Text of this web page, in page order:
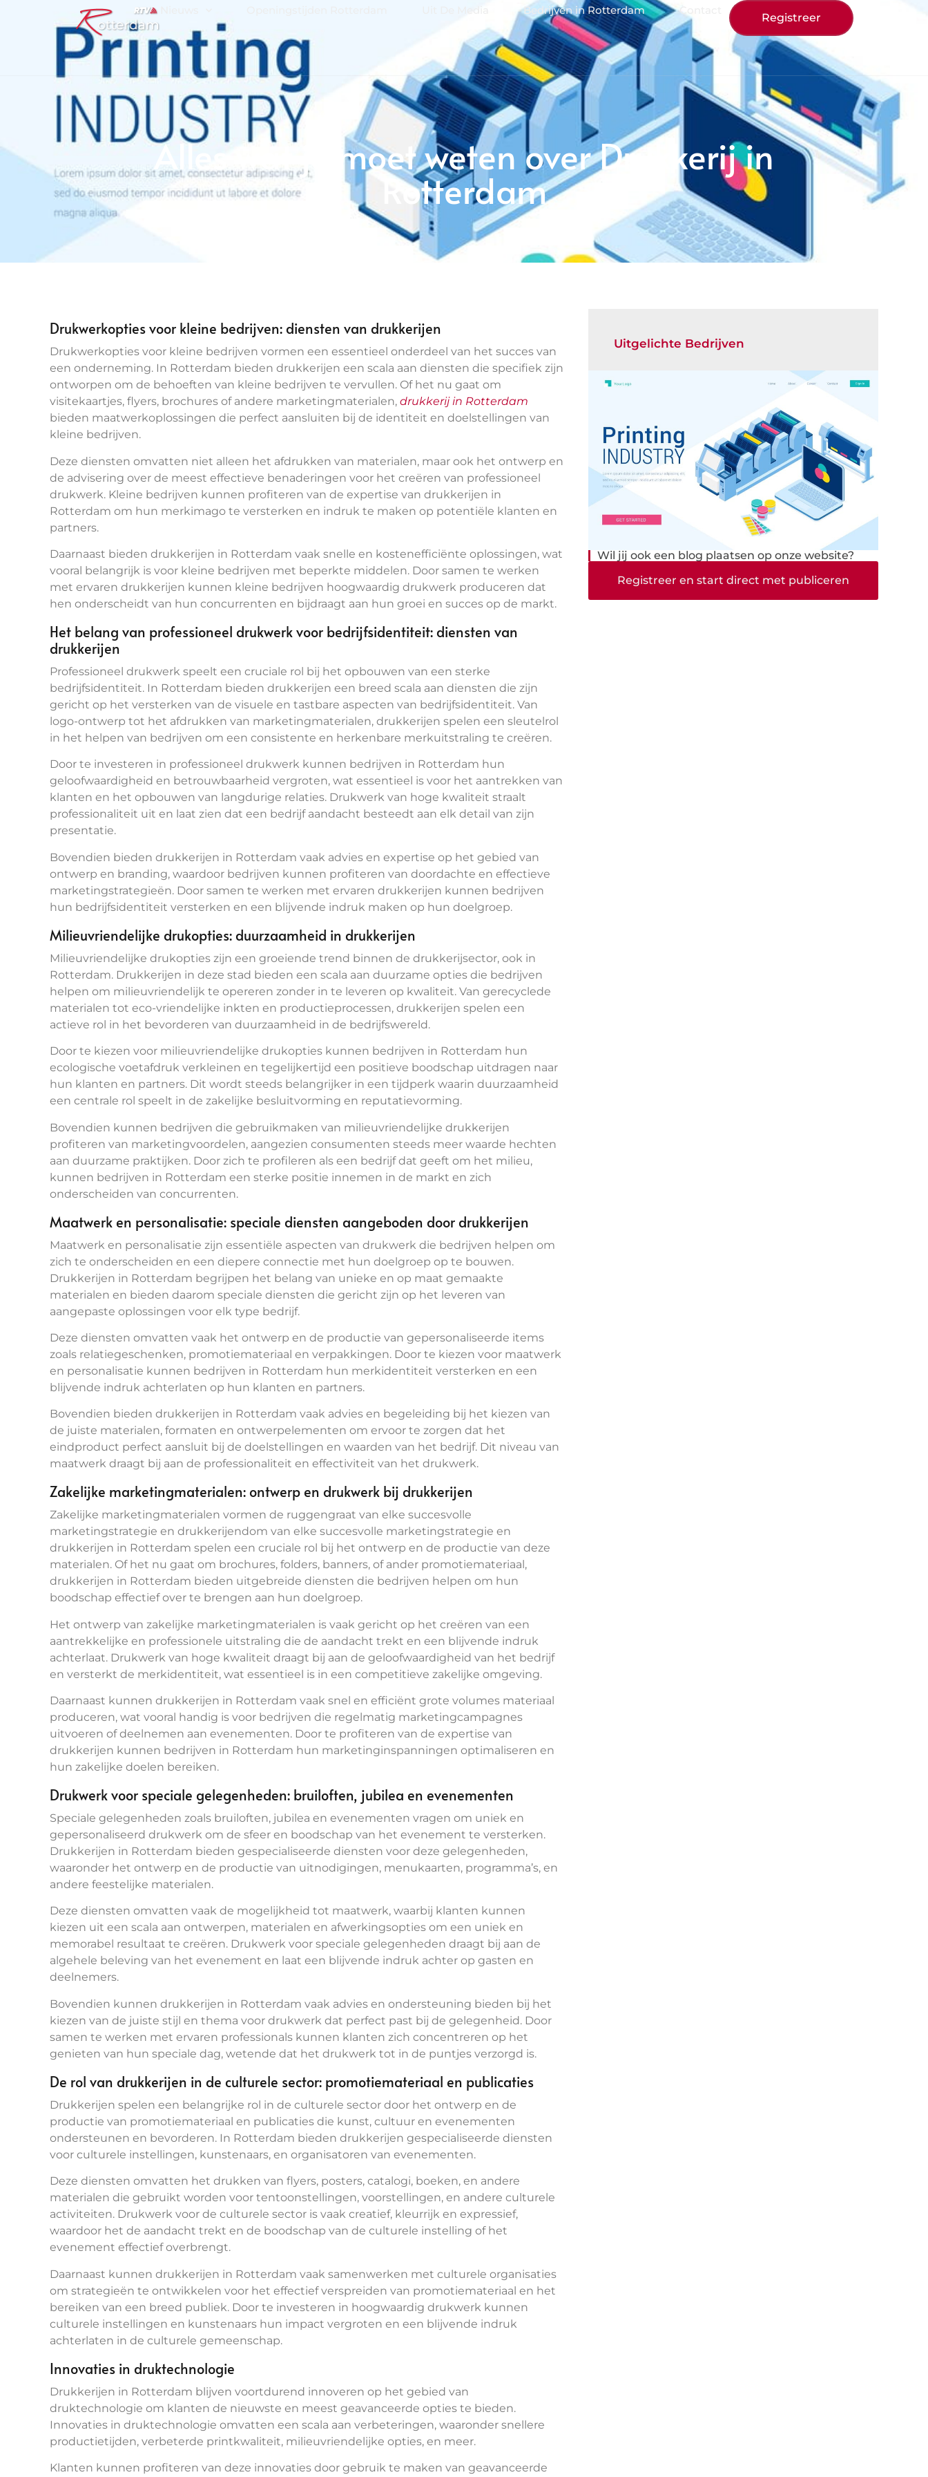
Bedrijven in Rotterdam Contact
Registreer
Alles wat je moet weten over Drukkerij in
Rotterdam
Drukwerkopties voor kleine bedrijven: diensten van drukkerijen
Drukwerkopties voor kleine bedrijven vormen een essentieel onderdeel van het succes van
een onderneming. In Rotterdam bieden drukkerijen een scala aan diensten die specifiek zijn
ontworpen om de behoeften van kleine bedrijven te vervullen. Of het nu gaat om
visitekaartjes, flyers, brochures of andere marketingmaterialen, drukkerij in Rotterdam
bieden maatwerkoplossingen die perfect aansluiten bij de identiteit en doelstellingen van
kleine bedrijven.
Deze diensten omvatten niet alleen het afdrukken van materialen, maar ook het ontwerp en
de advisering over de meest effectieve benaderingen voor het creëren van professioneel
drukwerk. Kleine bedrijven kunnen profiteren van de expertise van drukkerijen in
Rotterdam om hun merkimago te versterken en indruk te maken op potentiële klanten en
partners.
Daarnaast bieden drukkerijen in Rotterdam vaak snelle en kostenefficiënte oplossingen, wat
vooral belangrijk is voor kleine bedrijven met beperkte middelen. Door samen te werken
met ervaren drukkerijen kunnen kleine bedrijven hoogwaardig drukwerk produceren dat
hen onderscheidt van hun concurrenten en bijdraagt aan hun groei en succes op de markt.
Het belang van professioneel drukwerk voor bedrijfsidentiteit: diensten van
drukkerijen
Professioneel drukwerk speelt een cruciale rol bij het opbouwen van een sterke
bedrijfsidentiteit. In Rotterdam bieden drukkerijen een breed scala aan diensten die zijn
gericht op het versterken van de visuele en tastbare aspecten van bedrijfsidentiteit. Van
logo-ontwerp tot het afdrukken van marketingmaterialen, drukkerijen spelen een sleutelrol
in het helpen van bedrijven om een consistente en herkenbare merkuitstraling te creëren.
Door te investeren in professioneel drukwerk kunnen bedrijven in Rotterdam hun
geloofwaardigheid en betrouwbaarheid vergroten, wat essentieel is voor het aantrekken van
klanten en het opbouwen van langdurige relaties. Drukwerk van hoge kwaliteit straalt
professionaliteit uit en laat zien dat een bedrijf aandacht besteedt aan elk detail van zijn
presentatie.
Bovendien bieden drukkerijen in Rotterdam vaak advies en expertise op het gebied van
ontwerp en branding, waardoor bedrijven kunnen profiteren van doordachte en effectieve
marketingstrategieën. Door samen te werken met ervaren drukkerijen kunnen bedrijven
hun bedrijfsidentiteit versterken en een blijvende indruk maken op hun doelgroep.
Milieuvriendelijke drukopties: duurzaamheid in drukkerijen
Milieuvriendelijke drukopties zijn een groeiende trend binnen de drukkerijsector, ook in
Rotterdam. Drukkerijen in deze stad bieden een scala aan duurzame opties die bedrijven
helpen om milieuvriendelijk te opereren zonder in te leveren op kwaliteit. Van gerecyclede
materialen tot eco-vriendelijke inkten en productieprocessen, drukkerijen spelen een
actieve rol in het bevorderen van duurzaamheid in de bedrijfswereld.
Door te kiezen voor milieuvriendelijke drukopties kunnen bedrijven in Rotterdam hun
ecologische voetafdruk verkleinen en tegelijkertijd een positieve boodschap uitdragen naar
hun klanten en partners. Dit wordt steeds belangrijker in een tijdperk waarin duurzaamheid
een centrale rol speelt in de zakelijke besluitvorming en reputatievorming.
Bovendien kunnen bedrijven die gebruikmaken van milieuvriendelijke drukkerijen
profiteren van marketingvoordelen, aangezien consumenten steeds meer waarde hechten
aan duurzame praktijken. Door zich te profileren als een bedrijf dat geeft om het milieu,
kunnen bedrijven in Rotterdam een sterke positie innemen in de markt en zich
onderscheiden van concurrenten.
Maatwerk en personalisatie: speciale diensten aangeboden door drukkerijen
Maatwerk en personalisatie zijn essentiële aspecten van drukwerk die bedrijven helpen om
zich te onderscheiden en een diepere connectie met hun doelgroep op te bouwen.
Drukkerijen in Rotterdam begrijpen het belang van unieke en op maat gemaakte
materialen en bieden daarom speciale diensten die gericht zijn op het leveren van
aangepaste oplossingen voor elk type bedrijf.
Deze diensten omvatten vaak het ontwerp en de productie van gepersonaliseerde items
zoals relatiegeschenken, promotiemateriaal en verpakkingen. Door te kiezen voor maatwerk
en personalisatie kunnen bedrijven in Rotterdam hun merkidentiteit versterken en een
blijvende indruk achterlaten op hun klanten en partners.
Bovendien bieden drukkerijen in Rotterdam vaak advies en begeleiding bij het kiezen van
de juiste materialen, formaten en ontwerpelementen om ervoor te zorgen dat het
eindproduct perfect aansluit bij de doelstellingen en waarden van het bedrijf. Dit niveau van
maatwerk draagt bij aan de professionaliteit en effectiviteit van het drukwerk.
Zakelijke marketingmaterialen: ontwerp en drukwerk bij drukkerijen
Zakelijke marketingmaterialen vormen de ruggengraat van elke succesvolle
marketingstrategie en drukkerijendom van elke succesvolle marketingstrategie en
drukkerijen in Rotterdam spelen een cruciale rol bij het ontwerp en de productie van deze
materialen. Of het nu gaat om brochures, folders, banners, of ander promotiemateriaal,
drukkerijen in Rotterdam bieden uitgebreide diensten die bedrijven helpen om hun
boodschap effectief over te brengen aan hun doelgroep.
Het ontwerp van zakelijke marketingmaterialen is vaak gericht op het creëren van een
aantrekkelijke en professionele uitstraling die de aandacht trekt en een blijvende indruk
achterlaat. Drukwerk van hoge kwaliteit draagt bij aan de geloofwaardigheid van het bedrijf
en versterkt de merkidentiteit, wat essentieel is in een competitieve zakelijke omgeving.
Daarnaast kunnen drukkerijen in Rotterdam vaak snel en efficiënt grote volumes materiaal
produceren, wat vooral handig is voor bedrijven die regelmatig marketingcampagnes
uitvoeren of deelnemen aan evenementen. Door te profiteren van de expertise van
drukkerijen kunnen bedrijven in Rotterdam hun marketinginspanningen optimaliseren en
hun zakelijke doelen bereiken.
Drukwerk voor speciale gelegenheden: bruiloften, jubilea en evenementen
Speciale gelegenheden zoals bruiloften, jubilea en evenementen vragen om uniek en
gepersonaliseerd drukwerk om de sfeer en boodschap van het evenement te versterken.
Drukkerijen in Rotterdam bieden gespecialiseerde diensten voor deze gelegenheden,
waaronder het ontwerp en de productie van uitnodigingen, menukaarten, programma’s, en
andere feestelijke materialen.
Deze diensten omvatten vaak de mogelijkheid tot maatwerk, waarbij klanten kunnen
kiezen uit een scala aan ontwerpen, materialen en afwerkingsopties om een uniek en
memorabel resultaat te creëren. Drukwerk voor speciale gelegenheden draagt bij aan de
algehele beleving van het evenement en laat een blijvende indruk achter op gasten en
deelnemers.
Bovendien kunnen drukkerijen in Rotterdam vaak advies en ondersteuning bieden bij het
kiezen van de juiste stijl en thema voor drukwerk dat perfect past bij de gelegenheid. Door
samen te werken met ervaren professionals kunnen klanten zich concentreren op het
genieten van hun speciale dag, wetende dat het drukwerk tot in de puntjes verzorgd is.
De rol van drukkerijen in de culturele sector: promotiemateriaal en publicaties
Drukkerijen spelen een belangrijke rol in de culturele sector door het ontwerp en de
productie van promotiemateriaal en publicaties die kunst, cultuur en evenementen
ondersteunen en bevorderen. In Rotterdam bieden drukkerijen gespecialiseerde diensten
voor culturele instellingen, kunstenaars, en organisatoren van evenementen.
Deze diensten omvatten het drukken van flyers, posters, catalogi, boeken, en andere
materialen die gebruikt worden voor tentoonstellingen, voorstellingen, en andere culturele
activiteiten. Drukwerk voor de culturele sector is vaak creatief, kleurrijk en expressief,
waardoor het de aandacht trekt en de boodschap van de culturele instelling of het
evenement effectief overbrengt.
Daarnaast kunnen drukkerijen in Rotterdam vaak samenwerken met culturele organisaties
om strategieën te ontwikkelen voor het effectief verspreiden van promotiemateriaal en het
bereiken van een breed publiek. Door te investeren in hoogwaardig drukwerk kunnen
culturele instellingen en kunstenaars hun impact vergroten en een blijvende indruk
achterlaten in de culturele gemeenschap.
Innovaties in druktechnologie
Drukkerijen in Rotterdam blijven voortdurend innoveren op het gebied van
druktechnologie om klanten de nieuwste en meest geavanceerde opties te bieden.
Innovaties in druktechnologie omvatten een scala aan verbeteringen, waaronder snellere
productietijden, verbeterde printkwaliteit, milieuvriendelijke opties, en meer.
Klanten kunnen profiteren van deze innovaties door gebruik te maken van geavanceerde
Uitgelichte Bedrijven
Wil jij ook een blog plaatsen op onze website?
Registreer en start direct met publiceren